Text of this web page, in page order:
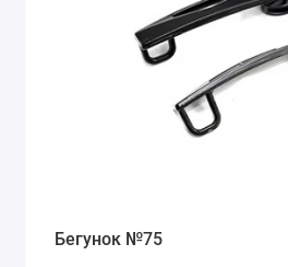
Гравировка
Макеты для печати на кружках
Бегунок №75